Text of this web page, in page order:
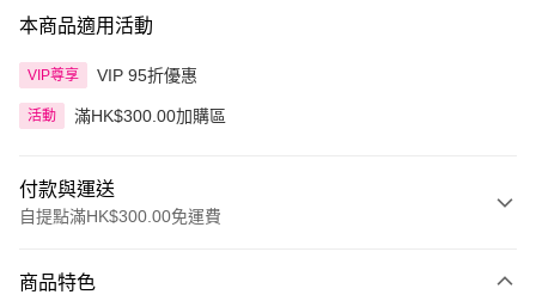
本商品適用活動
VIP尊享 VIP 95折優惠
活動 滿HK$300.00加購區
付款與運送
自提點滿HK$300.00免運費
信用卡
商品特色